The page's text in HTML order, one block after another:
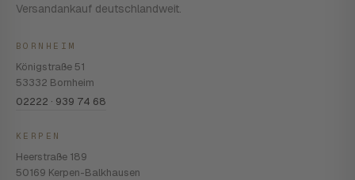
Versandankauf deutschlandweit.
BORNHEIM
Königstraße 51
53332 Bornheim
02222 · 939 74 68
KERPEN
Heerstraße 189
50169 Kerpen-Balkhausen